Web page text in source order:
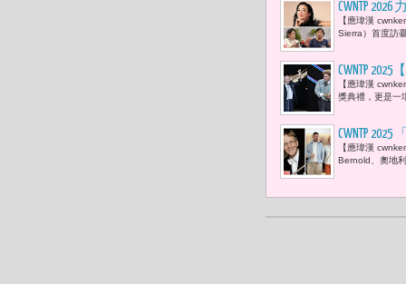
CWNTP
鳴 樊曼儂
【應瑋漢
Sierra）首度訪
CWNTP
黨劇團《
【應瑋漢
獎典禮，更是一
CWNTP
Kofler與俄
【應瑋漢
Bernold、奧地